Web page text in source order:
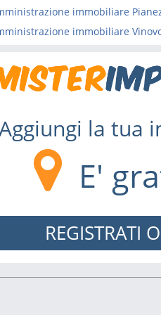
immobiliare
immobiliare
la tua
E'
REGISTRATI